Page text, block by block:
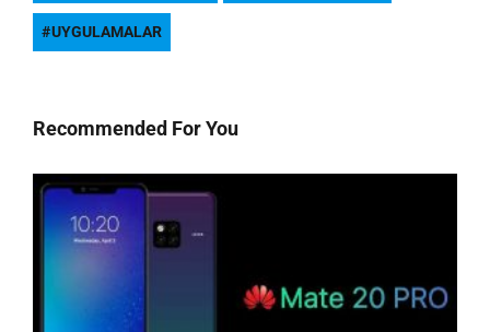
UYGULAMALAR
Recommended For You